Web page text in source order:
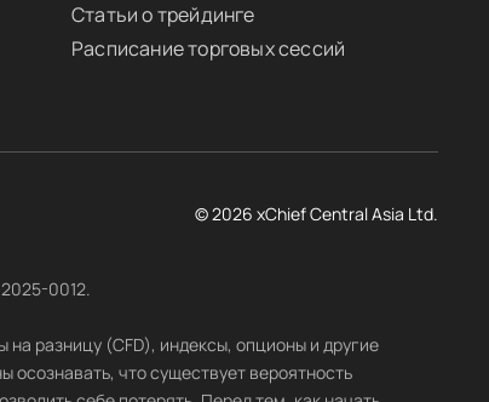
Статьи о трейдинге
Расписание торговых сессий
© 2026 xChief Central Asia Ltd.
0012.
разницу (CFD), индексы, опционы и другие
что существует вероятность